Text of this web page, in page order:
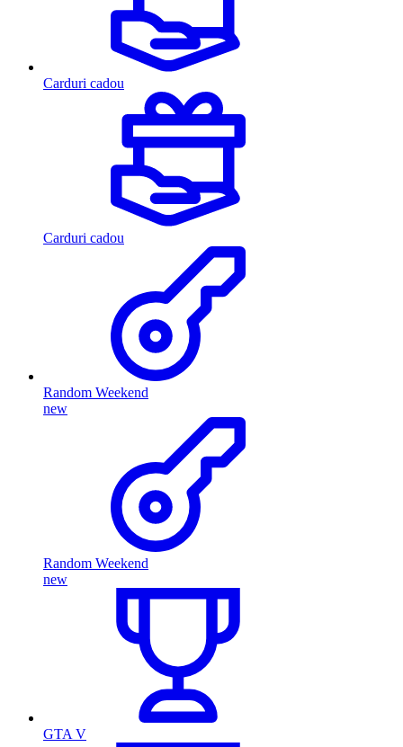
Carduri cadou
Carduri cadou
Random Weekend
new
Random Weekend
new
GTA V